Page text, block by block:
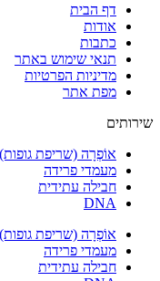
דף הבית
אודות
כתבות
תנאי שימוש באתר
מדיניות הפרטיות
מפת אתר
שירותים
אוֹפְרָה (שריפת גופות)
מעמדי פרידה
חבילה עתידית
DNA
אוֹפְרָה (שריפת גופות)
מעמדי פרידה
חבילה עתידית